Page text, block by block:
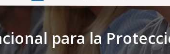
para la